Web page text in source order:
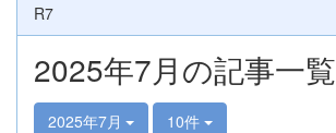
R7
2025年7月の記事一覧
2025年7月 10件